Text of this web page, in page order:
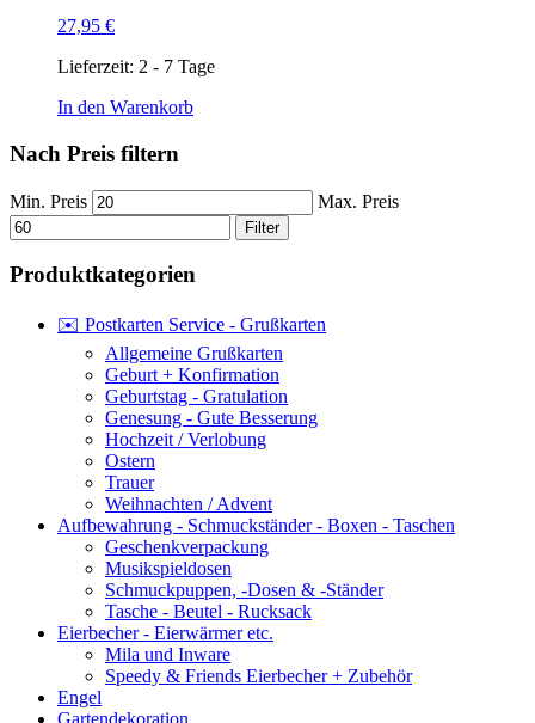
27,95 €
Lieferzeit: 2 - 7 Tage
In den Warenkorb
Nach Preis filtern
Min. Preis Max. Preis
Filter
Produktkategorien
✉️ Postkarten Service - Grußkarten
Allgemeine Grußkarten
Geburt + Konfirmation
Geburtstag - Gratulation
Genesung - Gute Besserung
Hochzeit / Verlobung
Ostern
Trauer
Weihnachten / Advent
Aufbewahrung - Schmuckständer - Boxen - Taschen
Geschenkverpackung
Musikspieldosen
Schmuckpuppen, -Dosen & -Ständer
Tasche - Beutel - Rucksack
Eierbecher - Eierwärmer etc.
Mila und Inware
Speedy & Friends Eierbecher + Zubehör
Engel